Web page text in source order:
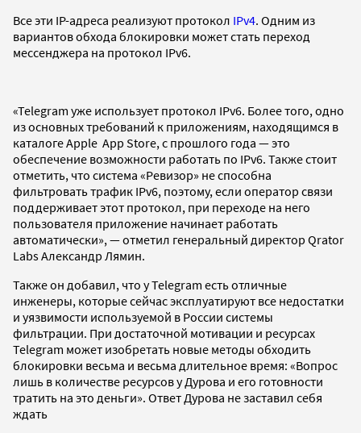
Все эти IP-адреса реализуют протокол IPv4. Одним из
вариантов обхода блокировки может стать переход
мессенджера на протокол IPv6.
«Telegram уже использует протокол IPv6. Более того, одно
из основных требований к приложениям, находящимся в
каталоге Apple App Store, с прошлого года — это
обеспечение возможности работать по IPv6. Также стоит
отметить, что система «Ревизор» не способна
фильтровать трафик IPv6, поэтому, если оператор связи
поддерживает этот протокол, при переходе на него
пользователя приложение начинает работать
автоматически», — отметил генеральный директор Qrator
Labs Александр Лямин.
Также он добавил, что у Telegram есть отличные
инженеры, которые сейчас эксплуатируют все недостатки
и уязвимости используемой в России системы
фильтрации. При достаточной мотивации и ресурсах
Telegram может изобретать новые методы обходить
блокировки весьма и весьма длительное время: «Вопрос
лишь в количестве ресурсов у Дурова и его готовности
тратить на это деньги». Ответ Дурова не заставил себя
ждать